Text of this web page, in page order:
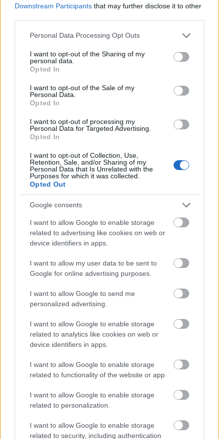
Downstream Participants that may further disclose it to other
Please note that this website/app uses one or more Google
not limited to your visit or usage behaviour. You may click to
grant or deny consent to Google and its third-party tags to
use your data for below specified purposes in below Google
consent section.
Personal Data Processing Opt Outs
I want to opt-out of the Sharing of my
personal data.
Opted In
I want to opt-out of the Sale of my
Personal Data.
Opted In
I want to opt-out of processing my
Personal Data for Targeted Advertising.
Opted In
I want to opt-out of Collection, Use,
Retention, Sale, and/or Sharing of my
Personal Data that Is Unrelated with the
Purposes for which it was collected.
Opted Out
Google consents
I want to allow Google to enable storage
related to advertising like cookies on web or
device identifiers in apps.
I want to allow my user data to be sent to
Google for online advertising purposes.
I want to allow Google to send me
personalized advertising.
I want to allow Google to enable storage
related to analytics like cookies on web or
device identifiers in apps.
I want to allow Google to enable storage
related to functionality of the website or app.
I want to allow Google to enable storage
related to personalization.
I want to allow Google to enable storage
related to security, including authentication
ilyennek kijönni, nem? (Hill 2013-ban írta a könyvet,
de…
Horrorsorozatot készít A víz érintése
rendezője
2018. május 15.
Jövő pénteken startol a Trollhunters harmadik
sorozattal teszi szorosabbá a kapcsolatát a
Netflixszel: A faun labirintusa, a Hellboy és A víz
érintése rendezője 10 After Midnight címmel készít
új horrorsorozatot a streamingszolgáltatónak.
Az RTL Spike-on folytatódik a The
Walking Dead
Nem elfeledni, ez csak nevében RTL,
egyébként a Viacom-csoport tévéje
Az van, hogy a FOX kivonulásával egy csomó olyan
sorozat sorsa kérdőjeleződött meg, amit a magyar
tévében csak itt lehetett látni, például a Gothamé